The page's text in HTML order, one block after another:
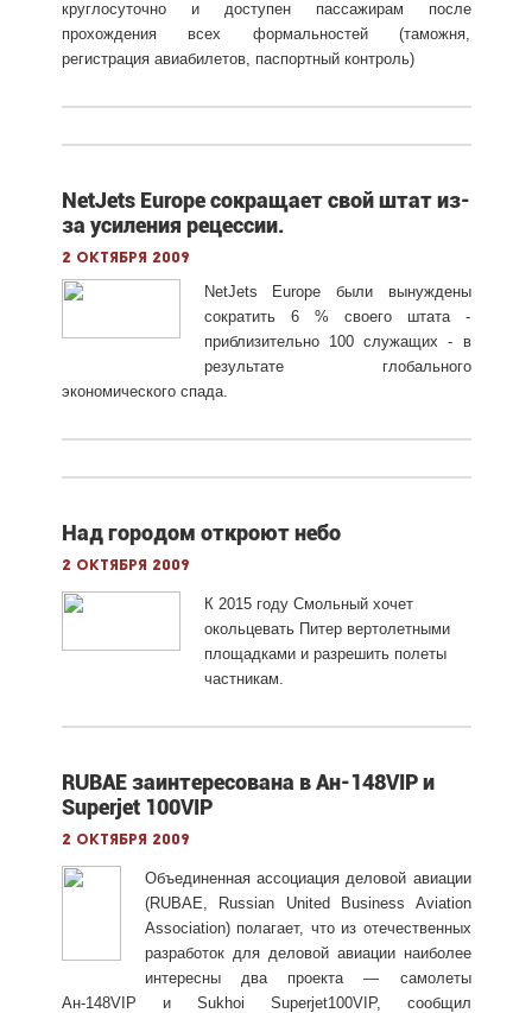
круглосуточно и доступен пассажирам после
прохождения всех формальностей (таможня,
регистрация авиабилетов, паспортный контроль)
NetJets Europe сокращает свой штат из-
за усиления рецессии.
2 октября 2009
NetJets Europe были вынуждены
сократить 6 % своего штата -
приблизительно 100 служащих - в
результате глобального
экономического спада.
Над городом откроют небо
2 октября 2009
К 2015 году Смольный хочет
окольцевать Питер вертолетными
площадками и разрешить полеты
частникам.
RUBAE заинтересована в Ан-148VIP и
Superjet 100VIP
2 октября 2009
Объединенная ассоциация деловой авиации
(RUBAE, Russian United Business Aviation
Association) полагает, что из отечественных
разработок для деловой авиации наиболее
интересны два проекта — самолеты
Ан-148VIP и Sukhoi Superjet100VIP, сообщил